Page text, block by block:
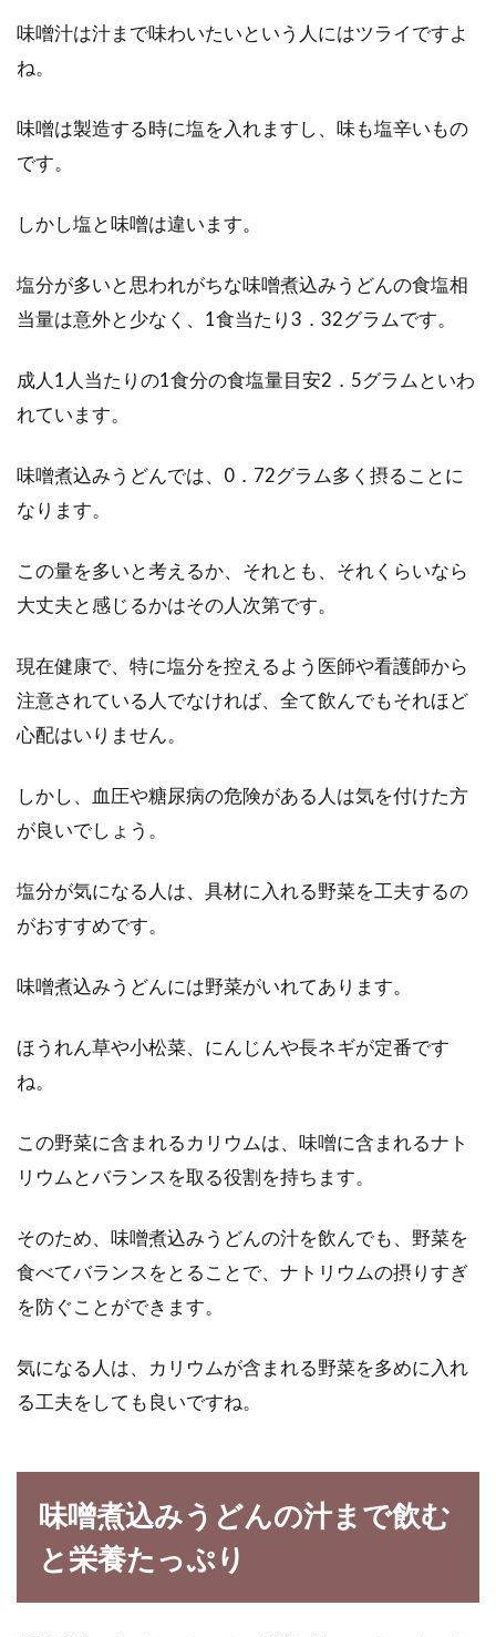
トランス脂肪酸を含まないマヨネー
健康志向の世の中には、食べない方がよいもの
について、いろいろな噂や情報があふれていま
味噌の塩分を知って味噌汁の塩分濃
度を計算してみましょう
白味噌・合わせ味噌。それぞれの色が違うだけ
お弁当作りには、冷凍食品の存在は本当にあり
しておい...
手な消費には冷凍保存を！
か？これをご覧になっている方の中には、これ
素でおすすめのものは！？
入っていて手軽にとれて便利ですよね。野菜ジ
ュー...
オーガニックフードを使った健康に
良いレシピ集です
く、美味しいと評判です。オーガニックフード
を使っ...
女性の体調改善に豆乳！イソフラボ
味噌汁は汁まで味わいたいという人にはツライですよ
ね。
味噌は製造する時に塩を入れますし、味も塩辛いもの
です。
しかし塩と味噌は違います。
塩分が多いと思われがちな味噌煮込みうどんの食塩相
当量は意外と少なく、1食当たり3．32グラムです。
成人1人当たりの1食分の食塩量目安2．5グラムといわ
れています。
味噌煮込みうどんでは、0．72グラム多く摂ることに
なります。
この量を多いと考えるか、それとも、それくらいなら
大丈夫と感じるかはその人次第です。
現在健康で、特に塩分を控えるよう医師や看護師から
注意されている人でなければ、全て飲んでもそれほど
心配はいりません。
しかし、血圧や糖尿病の危険がある人は気を付けた方
が良いでしょう。
塩分が気になる人は、具材に入れる野菜を工夫するの
がおすすめです。
味噌煮込みうどんには野菜がいれてあります。
ほうれん草や小松菜、にんじんや長ネギが定番です
ね。
この野菜に含まれるカリウムは、味噌に含まれるナト
リウムとバランスを取る役割を持ちます。
そのため、味噌煮込みうどんの汁を飲んでも、野菜を
食べてバランスをとることで、ナトリウムの摂りすぎ
を防ぐことができます。
気になる人は、カリウムが含まれる野菜を多めに入れ
る工夫をしても良いですね。
味噌煮込みうどんの汁まで飲む
と栄養たっぷり